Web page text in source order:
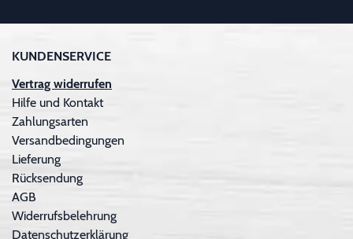
KUNDENSERVICE
Vertrag widerrufen
Hilfe und Kontakt
Zahlungsarten
Versandbedingungen
Lieferung
Rücksendung
AGB
Widerrufsbelehrung
Datenschutzerklärung